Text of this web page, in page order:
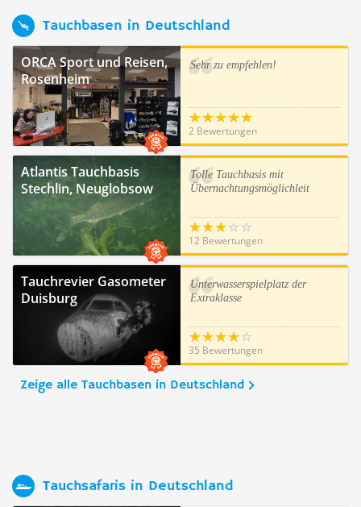
Tauchbasen in Deutschland
ORCA Sport und Reisen,
Rosenheim
Sehr zu empfehlen!
2 Bewertungen
Atlantis Tauchbasis
Stechlin, Neuglobsow
Tolle Tauchbasis mit
Übernachtungsmöglichleit
12 Bewertungen
Tauchrevier Gasometer
Duisburg
Unterwasserspielplatz der
Extraklasse
35 Bewertungen
Zeige alle Tauchbasen in Deutschland
Tauchsafaris in Deutschland